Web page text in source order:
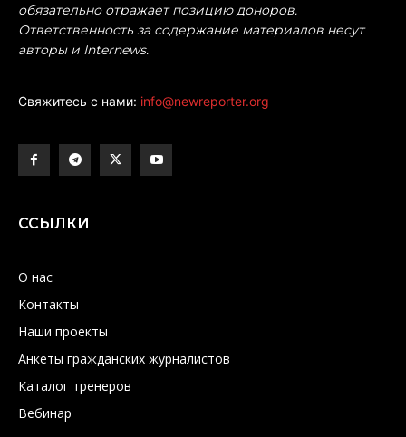
обязательно отражает позицию доноров.
Ответственность за содержание материалов несут
авторы и Internews.
Свяжитесь с нами: info@newreporter.org
ССЫЛКИ
О нас
Контакты
Наши проекты
Анкеты гражданских журналистов
Каталог тренеров
Вебинар